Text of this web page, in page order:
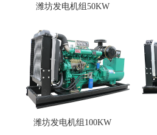
潍坊发电机组50KW
潍坊发电机组100KW